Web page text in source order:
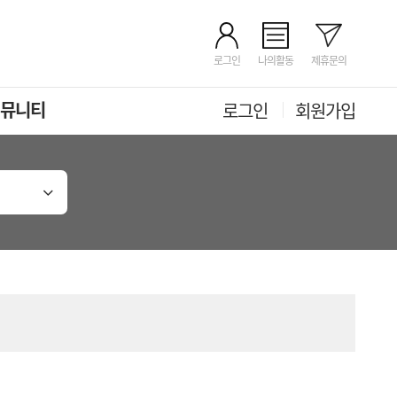
로그인 나의활동 제휴문의
니티 로그인 회원가입